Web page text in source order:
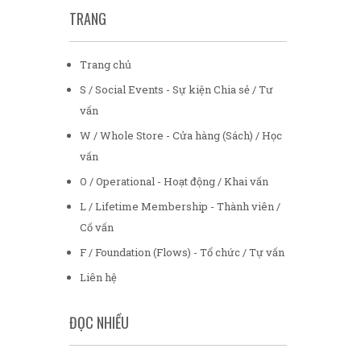
TRANG
Trang chủ
S / Social Events - Sự kiện Chia sẻ / Tư
vấn
W / Whole Store - Cửa hàng (Sách) / Học
vấn
O / Operational - Hoạt động / Khai vấn
L / Lifetime Membership - Thành viên /
Cố vấn
F / Foundation (Flows) - Tổ chức / Tự vấn
Liên hệ
ĐỌC NHIỀU